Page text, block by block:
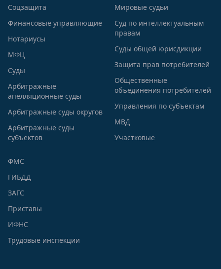
Соцзащита
Финансовые управляющие
Нотариусы
МФЦ
Суды
Арбитражные
апелляционные суды
Арбитражные суды округов
Арбитражные суды
субъектов
Мировые судьи
Суд по интеллектуальным
правам
Суды общей юрисдикции
Защита прав потребителей
Общественные
объединения потребителей
Управления по субъектам
МВД
Участковые
ФМС
ГИБДД
ЗАГС
Приставы
ИФНС
Трудовые инспекции